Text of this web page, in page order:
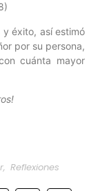
éxito, así estimó
por su persona,
cuánta mayor
, Reflexiones